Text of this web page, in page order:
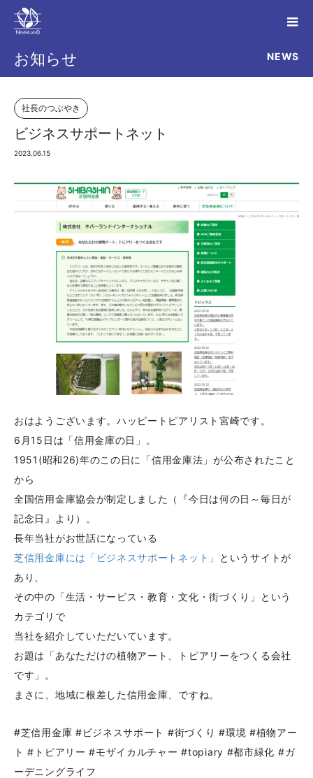
お知らせ NEWS
社長のつぶやき
ビジネスサポートネット
2023.06.15
おはようございます。ハッピートピアリスト宮崎です。
6月15日は「信用金庫の日」。
1951(昭和26)年のこの日に「信用金庫法」が公布されたこと
から
全国信用金庫協会が制定しました（『今日は何の日～毎日が
記念日』より）。
長年当社がお世話になっている
芝信用金庫には「ビジネスサポートネット」
というサイトが
あり、
その中の「生活・サービス・教育・文化・街づくり」という
カテゴリで
当社を紹介していただいています。
お題は「あなただけの植物アート、トピアリーをつくる会社
です」。
まさに、地域に根差した信用金庫、ですね。
#芝信用金庫 #ビジネスサポート #街づくり #環境 #植物アー
ト #トピアリー #モザイカルチャー #topiary #都市緑化 #ガ
ーデニングライフ